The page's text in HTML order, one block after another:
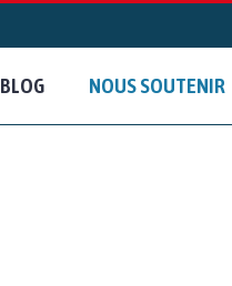
BLOG NOUS SOUTENIR